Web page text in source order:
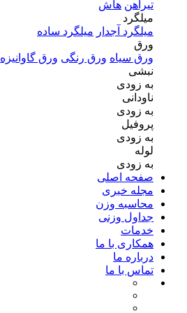
تیرآهن هاش
میلگرد
میلگرد آجدار میلگرد ساده
ورق
ورق سیاه ورق رنگی ورق گاوانیزه
نبشی
به زودی
ناودانی
به زودی
پروفیل
به زودی
لوله
به زودی
صفحه اصلی
مجله خبری
محاسبه وزن
جداول وزنی
خدمات
همکاری با ما
درباره ما
تماس با ما